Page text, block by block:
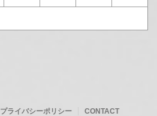
プライバシーポリシー CONTACT